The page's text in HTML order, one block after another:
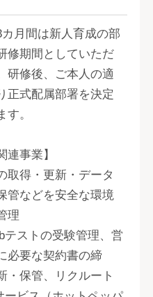
カ月間は新人育成の部
修期間としていただ
研修後、ご本人の適
正式配属部署を決定
す。
連事業】
取得・更新・データ
管などを安全な環境
理
テストの受験管理、営
必要な契約書の締
・保管、リクルート